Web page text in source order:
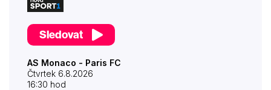
Sledovat
AS Monaco - Paris FC
Čtvrtek 6.8.2026
16:30 hod